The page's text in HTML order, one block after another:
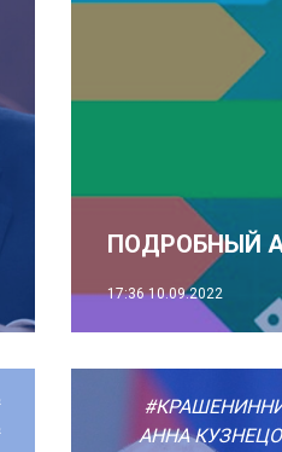
ПОДРОБНЫЙ
17:36 10.09.2022
АННА